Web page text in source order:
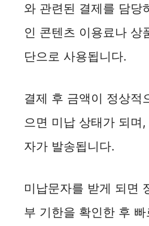
와 관련된 결제를 담당
인 콘텐츠 이용료나 상
단으로 사용됩니다.
결제 후 금액이 정상적
으면 미납 상태가 되며
자가 발송됩니다.
미납문자를 받게 되면
부 기한을 확인한 후